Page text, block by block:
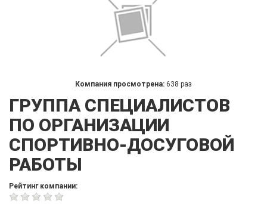
Компания просмотрена: 638 раз
ГРУППА СПЕЦИАЛИСТОВ
ПО ОРГАНИЗАЦИИ
СПОРТИВНО-ДОСУГОВОЙ
РАБОТЫ
Рейтинг компании: